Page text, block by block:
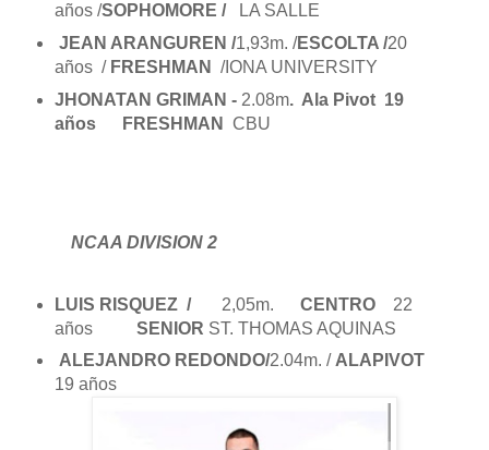
años /SOPHOMORE /LA SALLE
JEAN ARANGUREN /1,93m. /ESCOLTA /20
años /FRESHMAN
/IONA UNIVERSITY
JHONATAN GRIMAN - 2.08m. Ala Pivot 19
años FRESHMAN CBU
NCAA DIVISION 2
LUIS RISQUEZ / 2,05m. CENTRO22
años SENIOR ST. THOMAS AQUINAS
ALEJANDRO REDONDO/2.04m. /ALAPIVOT
19 años